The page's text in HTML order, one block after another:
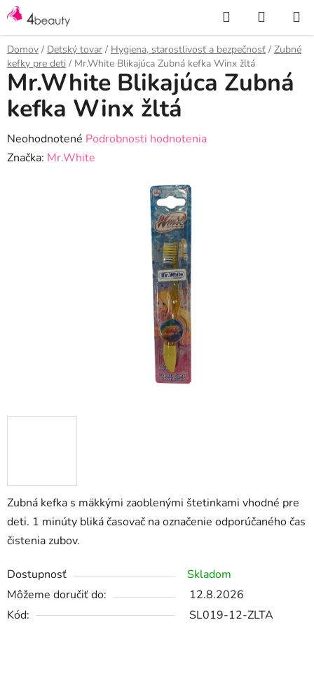
Prejsť
na
obsah
Hľadať
KOŠÍK
Domov / Detský tovar / Hygiena, starostlivosť a bezpečnosť / Zubné
kefky pre deti / Mr.White Blikajúca Zubná kefka Winx žltá
Zubná kefka s mäkkými zaoblenými štetinkami vhodné pre
deti. 1 minúty bliká časovač na označenie odporúčaného čas
čistenia zubov.
Dostupnosť
Skladom
Môžeme doručiť do:
12.8.2026
Kód:
SL019-12-ZLTA
Mr.White Blikajúca Zubná
kefka Winx žltá
Priemerné
hodnotenie
Neohodnotené Podrobnosti hodnotenia
Značka: Mr.White